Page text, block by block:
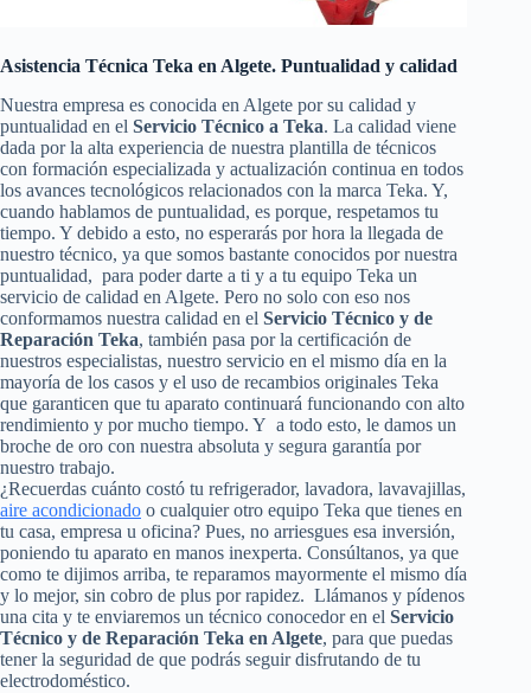
Asistencia Técnica Teka en Algete. Puntualidad y calidad
Nuestra empresa es conocida en Algete por su calidad y
puntualidad en el Servicio Técnico a Teka. La calidad viene
dada por la alta experiencia de nuestra plantilla de técnicos
con formación especializada y actualización continua en todos
los avances tecnológicos relacionados con la marca Teka. Y,
cuando hablamos de puntualidad, es porque, respetamos tu
tiempo. Y debido a esto, no esperarás por hora la llegada de
nuestro técnico, ya que somos bastante conocidos por nuestra
puntualidad, para poder darte a ti y a tu equipo Teka un
servicio de calidad en Algete. Pero no solo con eso nos
conformamos nuestra calidad en el Servicio Técnico y de
Reparación Teka, también pasa por la certificación de
nuestros especialistas, nuestro servicio en el mismo día en la
mayoría de los casos y el uso de recambios originales Teka
que garanticen que tu aparato continuará funcionando con alto
rendimiento y por mucho tiempo. Y a todo esto, le damos un
broche de oro con nuestra absoluta y segura garantía por
nuestro trabajo.
¿Recuerdas cuánto costó tu refrigerador, lavadora, lavavajillas,
aire acondicionado o cualquier otro equipo Teka que tienes en
tu casa, empresa u oficina? Pues, no arriesgues esa inversión,
poniendo tu aparato en manos inexperta. Consúltanos, ya que
como te dijimos arriba, te reparamos mayormente el mismo día
y lo mejor, sin cobro de plus por rapidez. Llámanos y pídenos
una cita y te enviaremos un técnico conocedor en el Servicio
Técnico y de Reparación Teka en Algete, para que puedas
tener la seguridad de que podrás seguir disfrutando de tu
electrodoméstico.